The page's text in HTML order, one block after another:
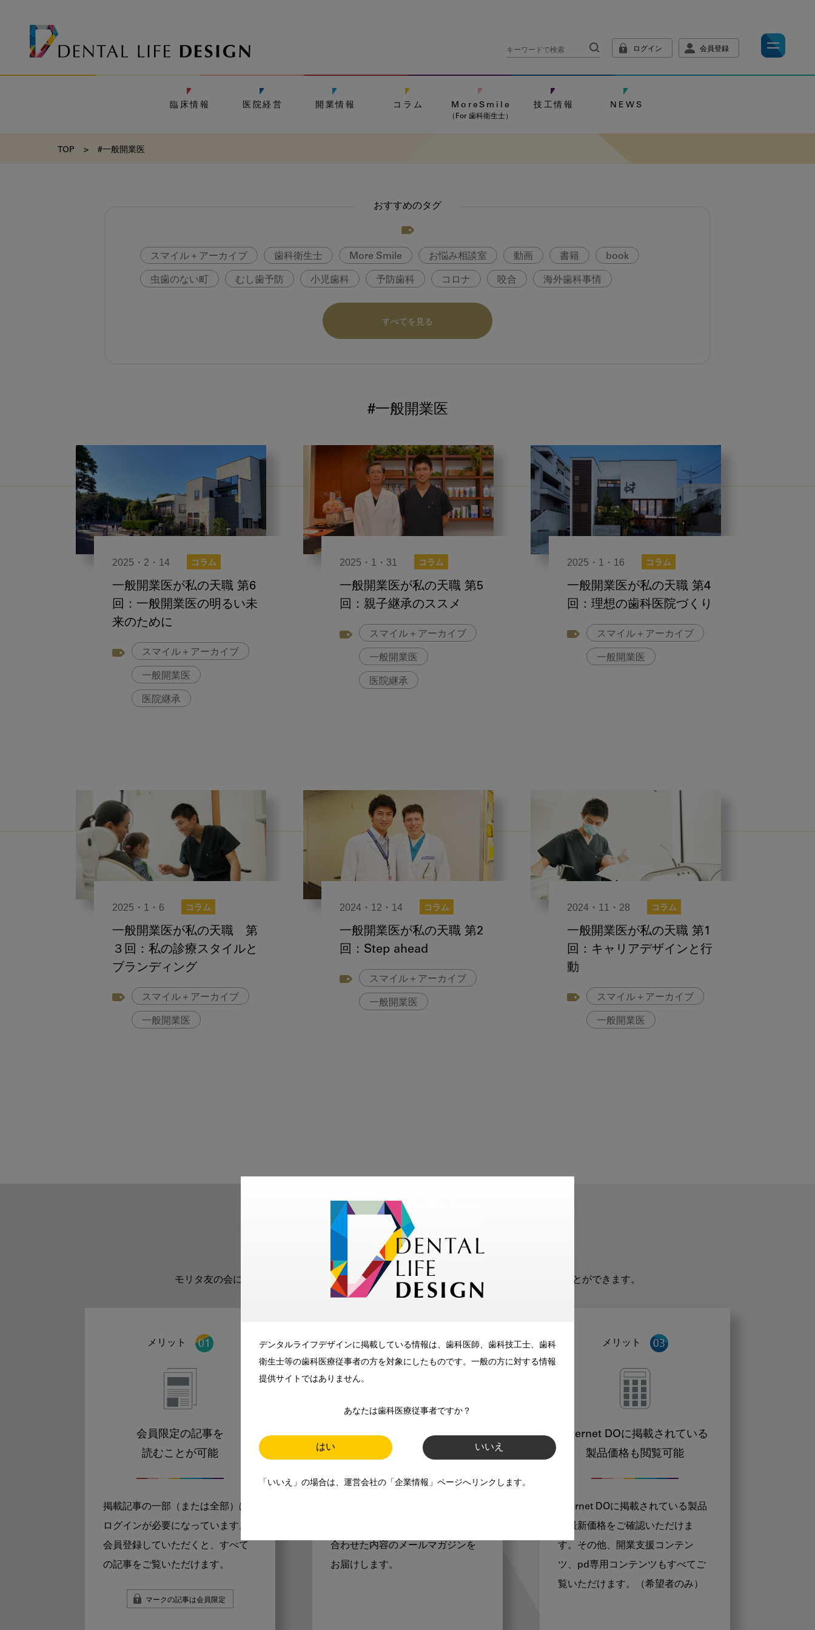
デンタルライフデザインに掲載している情報は、歯科医師、歯科技工士、歯科
衛生士等の歯科医療従事者の方を対象にしたものです。一般の方に対する情報
提供サイトではありません。
あなたは歯科医療従事者ですか？
はい いいえ
「いいえ」の場合は、運営会社の「企業情報」ページへリンクします。
ログイン 会員登録
臨床情報 医院経営 開業情報 コラム MoreSmile
（For 歯科衛生士）
技工情報 NEWS
TOP > #一般開業医
おすすめのタグ
スマイル＋アーカイブ 歯科衛生士 More Smile お悩み相談室 動画 書籍 book
虫歯のない町 むし歯予防 小児歯科 予防歯科 コロナ 咬合 海外歯科事情
医科歯科連携 口腔機能発達不全症
感染予防 いま○○が知りたい
すべてを見る
#一般開業医
2025・2・14 コラム
一般開業医が私の天職 第6
回：一般開業医の明るい未
来のために
スマイル＋アーカイブ
一般開業医
医院継承
2025・1・31 コラム
一般開業医が私の天職 第5
回：親子継承のススメ
スマイル＋アーカイブ
一般開業医
医院継承
2025・1・16 コラム
一般開業医が私の天職 第4
回：理想の歯科医院づくり
スマイル＋アーカイブ
一般開業医
2025・1・6 コラム
一般開業医が私の天職 第
３回：私の診療スタイルと
ブランディング
スマイル＋アーカイブ
一般開業医
2024・12・14 コラム
一般開業医が私の天職 第2
回：Step ahead
スマイル＋アーカイブ
一般開業医
2024・11・28 コラム
一般開業医が私の天職 第1
回：キャリアデザインと行
動
スマイル＋アーカイブ
一般開業医
モリタ友の会 無料会員のご案内
モリタ友の会に登録いただくと、デンタルライフデザインをもっと便利にご利用いただくことができます。
メリット
会員限定の記事を
読むことが可能
掲載記事の一部（または全部）は
ログインが必要になっています。
会員登録していただくと、すべて
の記事をご覧いただけます。
マークの記事は会員限定
メリット
歯科に関するお役立ち情報を
メールマガジンでお届け
合わせた内容のメールマガジンを
お届けします。
メリット
Internet DOに掲載されている
製品価格も閲覧可能
Internet DOに掲載されている製品
の最新価格をご確認いただけま
す。その他、開業支援コンテン
ツ、pd専用コンテンツもすべてご
覧いただけます。（希望者のみ）